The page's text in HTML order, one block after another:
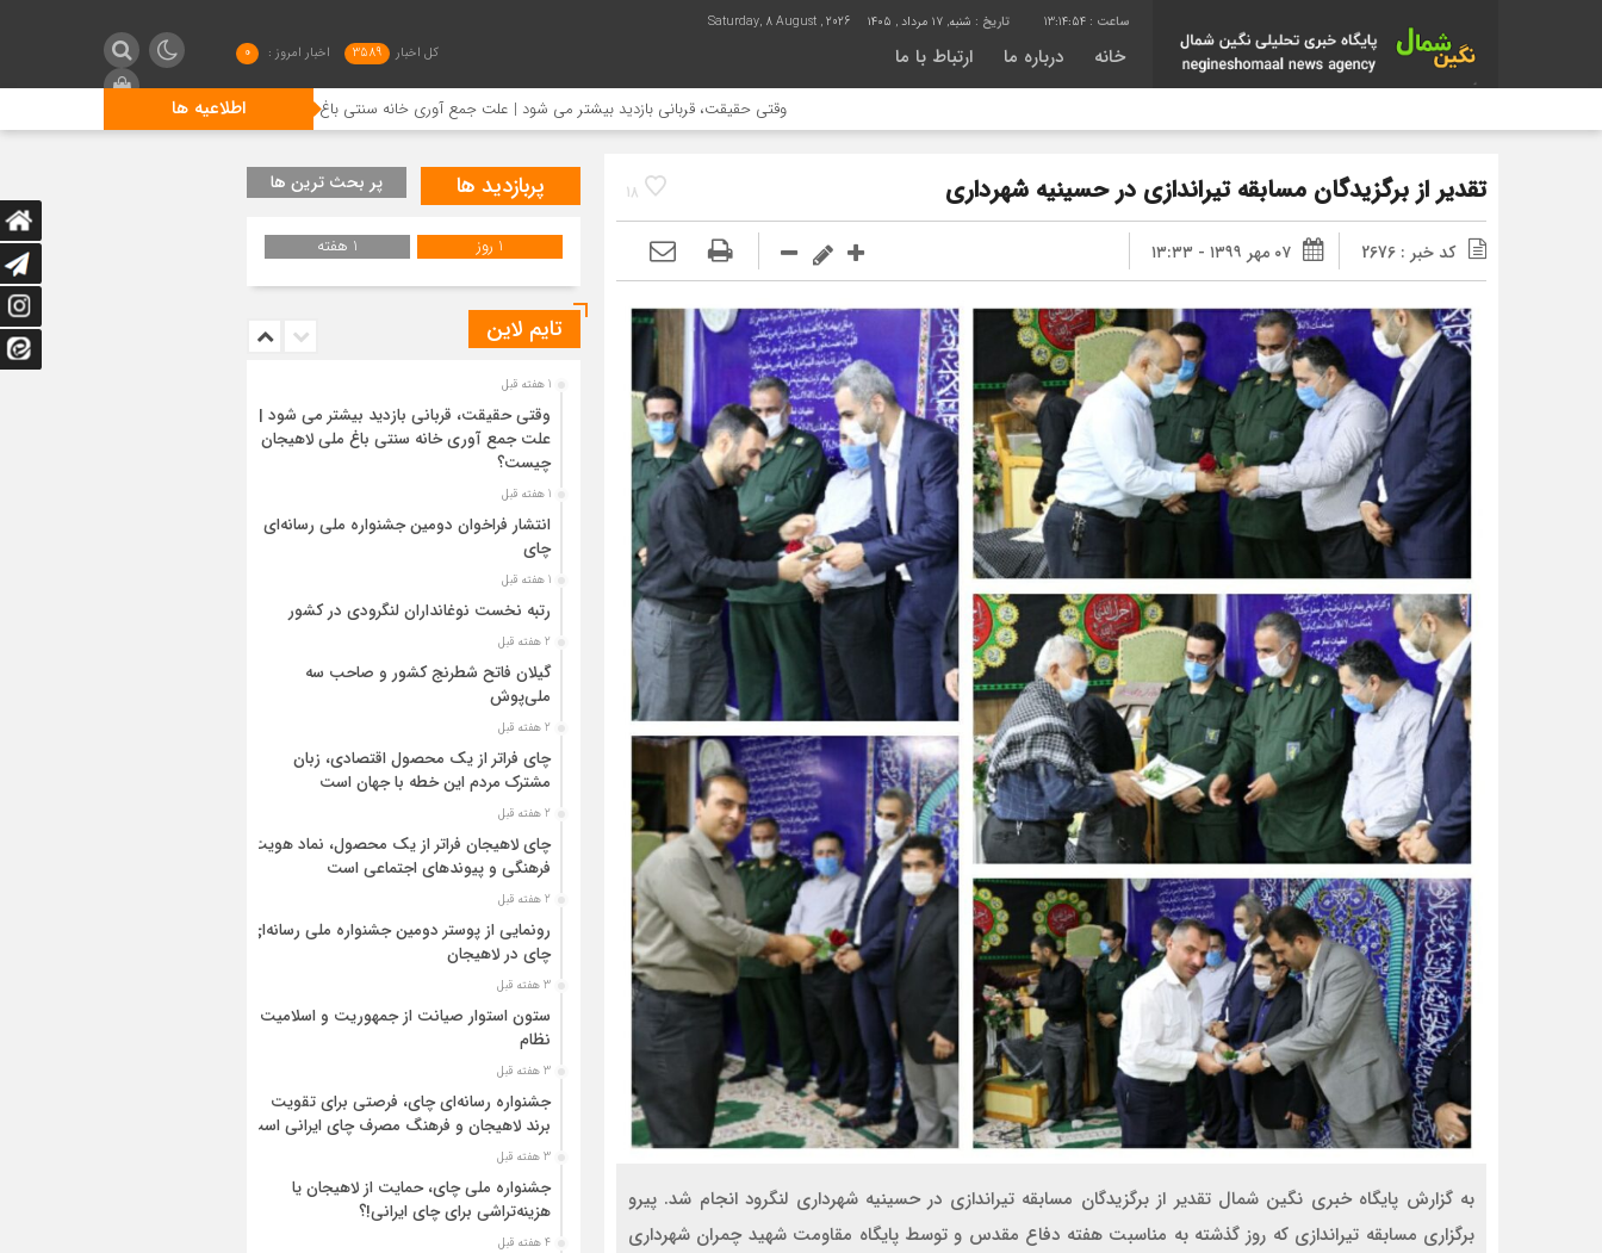
13:14:55 تاریخ : شنبه, ۱۷ مرداد , ۱۴۰۵ Saturday, 8 August , 2026
خانه درباره ما ارتباط با ما کل اخبار 3589 اخبار امروز : 0
اطلاعیه ها وقتی حقیقت، قربانی بازدید بیشتر می شود | علت جمع آوری خانه سنتی باغ ملی لاهیجان چیست؟
18 تقدیر از برگزیدگان مسابقه تیراندازی در حسینیه شهرداری
کد خبر : 2676 ۰۷ مهر ۱۳۹۹ - ۱۳:۳۳
به گزارش پایگاه خبری نگین شمال تقدیر از برگزیدگان مسابقه تیراندازی در حسینیه شهرداری لنگرود انجام شد. پیرو
برگزاری مسابقه تیراندازی که روز گذشته به مناسبت هفته دفاع مقدس و توسط پایگاه مقاومت شهید چمران شهرداری
پربازدید ها پر بحث ترین ها
1 روز 1 هفته
تایم لاین
1 هفته قبل
وقتی حقیقت، قربانی بازدید بیشتر می شود |
علت جمع آوری خانه سنتی باغ ملی لاهیجان
چیست؟
1 هفته قبل
انتشار فراخوان دومین جشنواره ملی رسانه‌ای
چای
1 هفته قبل
رتبه نخست نوغانداران لنگرودی در کشور
2 هفته قبل
گیلان فاتح شطرنج کشور و صاحب سه
ملی‌پوش
2 هفته قبل
چای فراتر از یک محصول اقتصادی، زبان
مشترک مردم این خطه با جهان است
2 هفته قبل
چای لاهیجان فراتر از یک محصول، نماد هویت
فرهنگی و پیوندهای اجتماعی است
2 هفته قبل
رونمایی از پوستر دومین جشنواره ملی رسانه‌ای
چای در لاهیجان
3 هفته قبل
ستون استوار صیانت از جمهوریت و اسلامیت
نظام
3 هفته قبل
جشنواره رسانه‌ای چای، فرصتی برای تقویت
برند لاهیجان و فرهنگ مصرف چای ایرانی است
3 هفته قبل
جشنواره ملی چای، حمایت از لاهیجان یا
هزینه‌تراشی برای چای ایرانی!؟
4 هفته قبل